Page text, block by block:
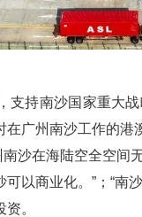
支持南沙国家重大
广州南沙工作的港
南沙在海陆空全空
以商业化。”；“南
。